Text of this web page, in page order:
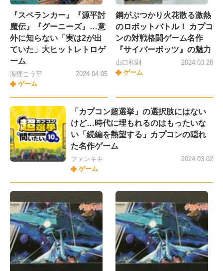
『スペランカー』『源平討
魔伝』『グーニーズ』…意
外に知らない「実は2が出
ていた」大ヒットレトロゲ
ーム
海狸こう平
ゲーム
2024.04.05
鋼がぶつかり火花散る激熱
のロボットバトル！ カプコ
ンの対戦格闘ゲーム名作
『サイバーボッツ』の魅力
山口和則
ゲーム
2024.03.28
「カプコン超選挙」の選択肢にはない
けど…時代に埋もれるのはもったいな
い「続編を熱望する」カプコンの隠れ
た名作ゲーム
ファンキキ
ゲーム
2024.03.02